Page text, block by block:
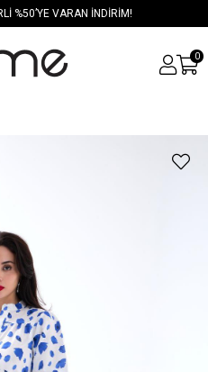
%50’YE VARAN İNDİRİM!
0